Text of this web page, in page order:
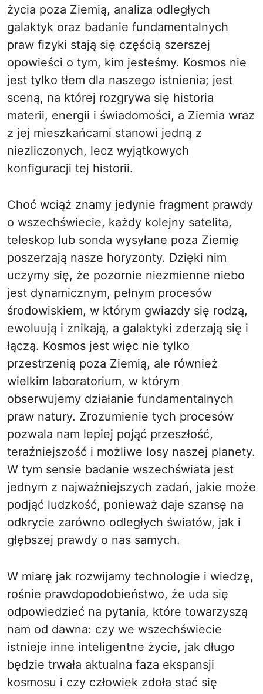
życia poza Ziemią, analiza odległych
galaktyk oraz badanie fundamentalnych
praw fizyki stają się częścią szerszej
opowieści o tym, kim jesteśmy. Kosmos nie
jest tylko tłem dla naszego istnienia; jest
sceną, na której rozgrywa się historia
materii, energii i świadomości, a Ziemia wraz
z jej mieszkańcami stanowi jedną z
niezliczonych, lecz wyjątkowych
konfiguracji tej historii.
Choć wciąż znamy jedynie fragment prawdy
o wszechświecie, każdy kolejny satelita,
teleskop lub sonda wysyłane poza Ziemię
poszerzają nasze horyzonty. Dzięki nim
uczymy się, że pozornie niezmienne niebo
jest dynamicznym, pełnym procesów
środowiskiem, w którym gwiazdy się rodzą,
ewoluują i znikają, a galaktyki zderzają się i
łączą. Kosmos jest więc nie tylko
przestrzenią poza Ziemią, ale również
wielkim laboratorium, w którym
obserwujemy działanie fundamentalnych
praw natury. Zrozumienie tych procesów
pozwala nam lepiej pojąć przeszłość,
teraźniejszość i możliwe losy naszej planety.
W tym sensie badanie wszechświata jest
jednym z najważniejszych zadań, jakie może
podjąć ludzkość, ponieważ daje szansę na
odkrycie zarówno odległych światów, jak i
głębszej prawdy o nas samych.
W miarę jak rozwijamy technologie i wiedzę,
rośnie prawdopodobieństwo, że uda się
odpowiedzieć na pytania, które towarzyszą
nam od dawna: czy we wszechświecie
istnieje inne inteligentne życie, jak długo
będzie trwała aktualna faza ekspansji
kosmosu i czy człowiek zdoła stać się